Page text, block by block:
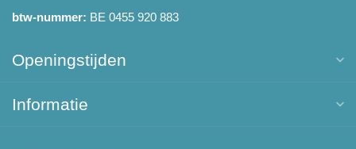
btw-nummer: BE 0455 920 883
Openingstijden
Informatie